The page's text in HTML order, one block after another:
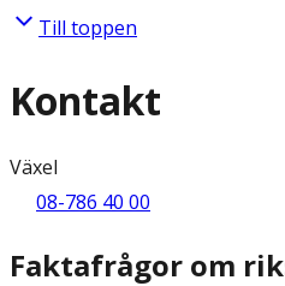
Till toppen
Kontakt
Växel
08-786 40 00
Faktafrågor om